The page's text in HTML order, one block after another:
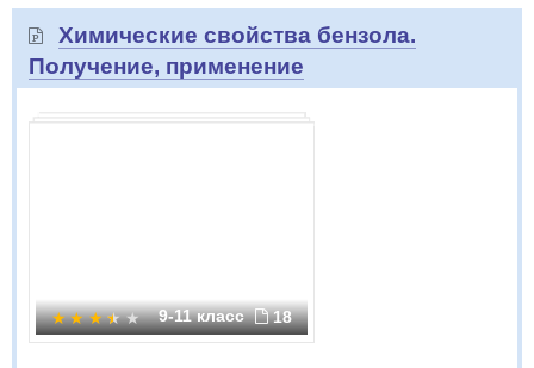
Химические свойства бензола.
Получение, применение
9-11 класс 18